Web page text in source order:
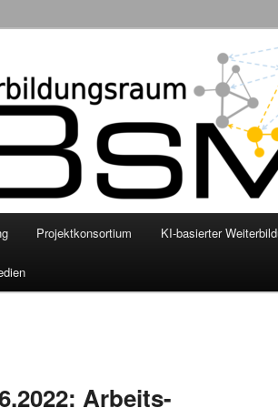
Grundlegung eines smarten KI-
mittels personalisierter
Projektkonsortium KI-basierter
Arbeits-